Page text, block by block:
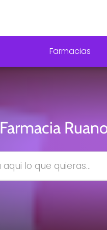
Farmacias
Farmacia